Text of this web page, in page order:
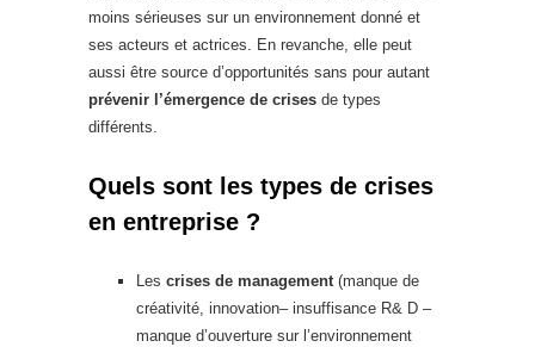
moins sérieuses sur un environnement donné et
ses acteurs et actrices. En revanche, elle peut
aussi être source d’opportunités sans pour autant
prévenir l’émergence de crises de types
différents.
Quels sont les types de crises
en entreprise ?
Les crises de management(manque de
créativité, innovation– insuffisance R& D –
manque d’ouverture sur l’environnement